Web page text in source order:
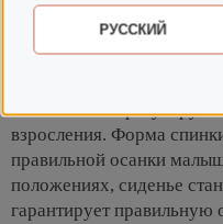
комплекте
вкладка
из
безопасности
взросления. Форма
правильной осанки
положениях, сиденье
гарантирует правильную
РУССКИЙ